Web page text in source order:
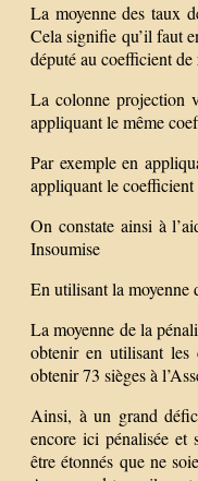
La moyenne des taux
Cela signifie qu’il faut
député au coefficient
La colonne projection
appliquant le même
Par exemple en
appliquant le
On constate ainsi à
Insoumise
En utilisant la moyenne
La moyenne de la
obtenir en utilisant les
obtenir 73 sièges à
Ainsi, à un grand
encore ici pénalisée et
être étonnés que ne